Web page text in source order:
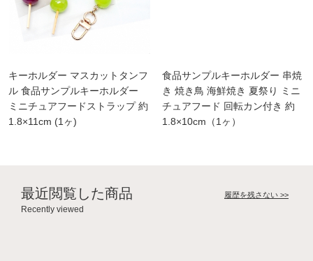
キーホルダー マスカットタンフ
ル 食品サンプルキーホルダー
ミニチュアフードストラップ 約
1.8×11cm (1ヶ)
食品サンプルキーホルダー 串焼
き 焼き鳥 海鮮焼き 夏祭り ミニ
チュアフード 回転カン付き 約
1.8×10cm（1ヶ）
最近閲覧した商品
Recently viewed
履歴を残さない >>